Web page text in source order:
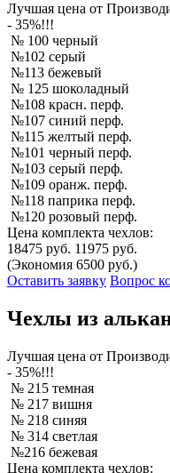
Лучшая цена от
- 35%!!!
№ 100 черный
№102 серый
№113 бежевый
№ 125 шоколадный
№108 красн. перф.
№107 синий перф.
№115 желтый перф.
№101 черный перф.
№103 серый перф.
№109 оранж. перф.
№118 паприка перф.
№120 розовый перф.
Цена комплекта чехлов:
18475 руб. 11975 руб.
(Экономия 6500 руб.)
Оставить заявку Вопрос
Чехлы из
Лучшая цена от
- 35%!!!
№ 215 темная
№ 217 вишня
№ 218 синяя
№ 314 светлая
№216 бежевая
Цена комплекта чехлов: